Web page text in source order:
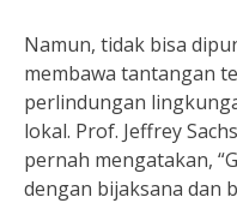
Namun, tidak bisa
membawa tantangan
perlindungan
lokal. Prof. Jeffrey
pernah mengatakan,
dengan bijaksana dan